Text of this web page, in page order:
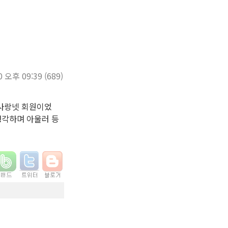
후 09:39 (689)
랑넷 회원이었
하며 아울러 등